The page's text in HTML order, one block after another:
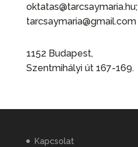
oktatas@tarcsaymaria.hu;
tarcsaymaria@gmail.com
1152 Budapest,
Szentmihályi út 167-169.
Kapcsolat